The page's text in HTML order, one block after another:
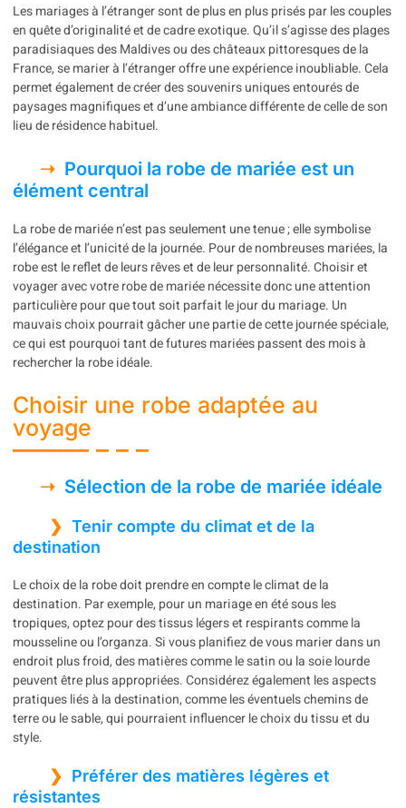
Les mariages à l’étranger sont de plus en plus prisés par les couples
en quête d’originalité et de cadre exotique. Qu’il s’agisse des plages
paradisiaques des Maldives ou des châteaux pittoresques de la
France, se marier à l’étranger offre une expérience inoubliable. Cela
permet également de créer des souvenirs uniques entourés de
paysages magnifiques et d’une ambiance différente de celle de son
lieu de résidence habituel.
Pourquoi la robe de mariée est un
élément central
La robe de mariée n’est pas seulement une tenue ; elle symbolise
l’élégance et l’unicité de la journée. Pour de nombreuses mariées, la
robe est le reflet de leurs rêves et de leur personnalité. Choisir et
voyager avec votre robe de mariée nécessite donc une attention
particulière pour que tout soit parfait le jour du mariage. Un
mauvais choix pourrait gâcher une partie de cette journée spéciale,
ce qui est pourquoi tant de futures mariées passent des mois à
rechercher la robe idéale.
Choisir une robe adaptée au
voyage
Sélection de la robe de mariée idéale
Tenir compte du climat et de la
destination
Le choix de la robe doit prendre en compte le climat de la
destination. Par exemple, pour un mariage en été sous les
tropiques, optez pour des tissus légers et respirants comme la
mousseline ou l’organza. Si vous planifiez de vous marier dans un
endroit plus froid, des matières comme le satin ou la soie lourde
peuvent être plus appropriées. Considérez également les aspects
pratiques liés à la destination, comme les éventuels chemins de
terre ou le sable, qui pourraient influencer le choix du tissu et du
style.
Préférer des matières légères et
résistantes